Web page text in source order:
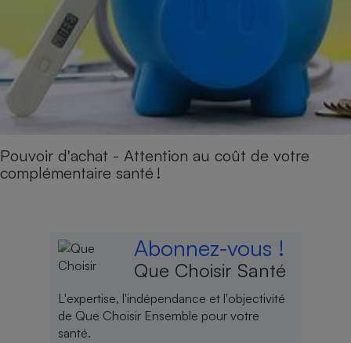
Pouvoir d'achat - Attention au coût de votre
complémentaire santé !
Abonnez-vous !
Que Choisir Santé
L'expertise, l'indépendance et l'objectivité
de Que Choisir Ensemble pour votre
santé.